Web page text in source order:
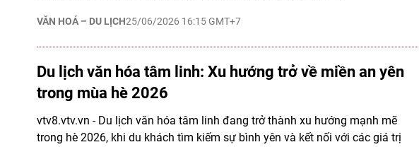
VĂN HOÁ – DU LỊCH25/06/2026 16:15 GMT+7
Du lịch văn hóa tâm linh: Xu hướng trở về miền an yên
trong mùa hè 2026
vtv8.vtv.vn - Du lịch văn hóa tâm linh đang trở thành xu hướng mạnh mẽ
trong hè 2026, khi du khách tìm kiếm sự bình yên và kết nối với các giá trị